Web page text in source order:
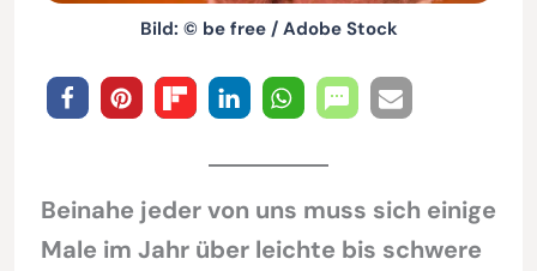
Bild: © be free / Adobe Stock
Beinahe jeder von uns muss sich einige
Male im Jahr über leichte bis schwere